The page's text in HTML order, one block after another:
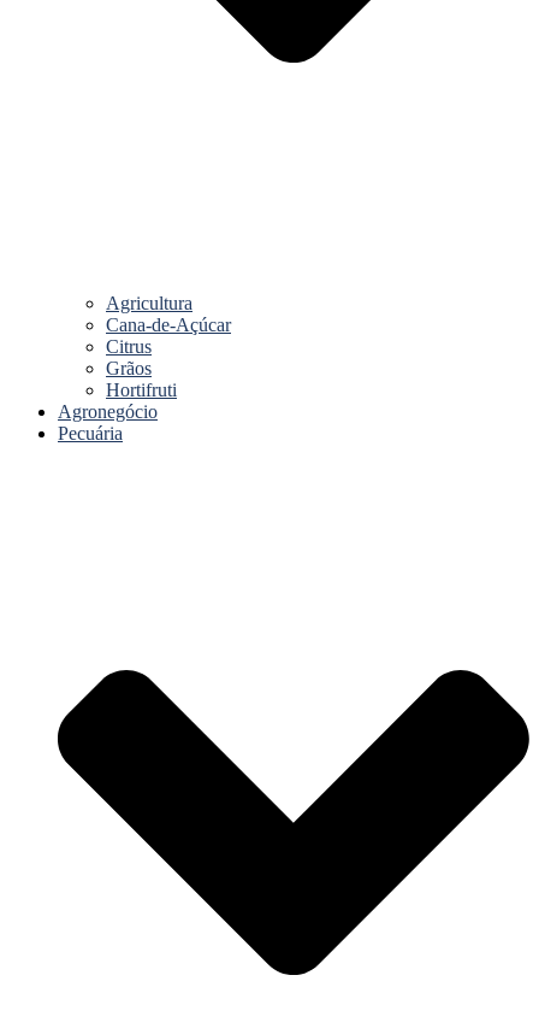
Agricultura
Cana-de-Açúcar
Citrus
Grãos
Hortifruti
Agronegócio
Pecuária